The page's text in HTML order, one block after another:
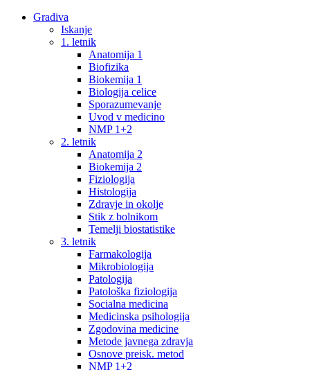
Gradiva
Iskanje
1. letnik
Anatomija 1
Biofizika
Biokemija 1
Biologija celice
Sporazumevanje
Uvod v medicino
NMP 1+2
2. letnik
Anatomija 2
Biokemija 2
Fiziologija
Histologija
Zdravje in okolje
Stik z bolnikom
Temelji biostatistike
3. letnik
Farmakologija
Mikrobiologija
Patologija
Patološka fiziologija
Socialna medicina
Medicinska psihologija
Zgodovina medicine
Metode javnega zdravja
Osnove preisk. metod
NMP 1+2